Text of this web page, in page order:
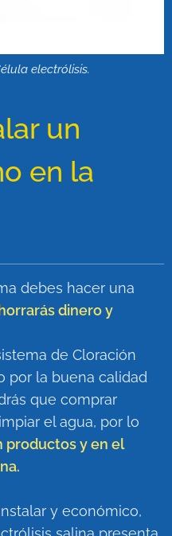
electrólisis.
un
en la
debes hacer una
dinero y
de Cloración
por la buena calidad
que comprar
el agua, por lo
productos y en el
y económico,